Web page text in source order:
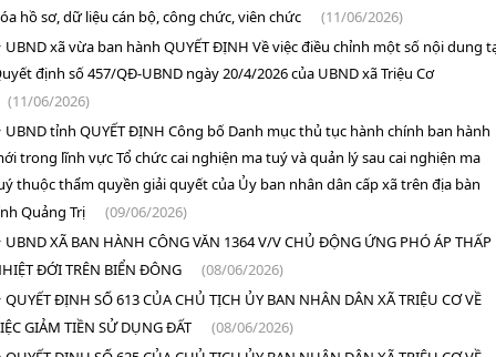
hồ sơ, dữ liệu cán bộ, công chức, viên chức
(11/06/2026)
UBND xã vừa ban hành QUYẾT ĐỊNH Về việc điều chỉnh một số nội dung
định số 457/QĐ-UBND ngày 20/4/2026 của UBND xã Triệu Cơ
(11/06/2026)
UBND tỉnh QUYẾT ĐỊNH Công bố Danh mục thủ tục hành chính ban hành
trong lĩnh vực Tổ chức cai nghiện ma tuý và quản lý sau cai nghiện ma
thuộc thẩm quyền giải quyết của Ủy ban nhân dân cấp xã trên địa bàn
Quảng Trị
(09/06/2026)
UBND XÃ BAN HÀNH CÔNG VĂN 1364 V/V CHỦ ĐỘNG ỨNG PHÓ ÁP THẤP
ĐỚI TRÊN BIỂN ĐÔNG
(08/06/2026)
QUYẾT ĐỊNH SỐ 613 CỦA CHỦ TỊCH ỦY BAN NHÂN DÂN XÃ TRIỆU CƠ VỀ
GIẢM TIỀN SỬ DỤNG ĐẤT
(08/06/2026)